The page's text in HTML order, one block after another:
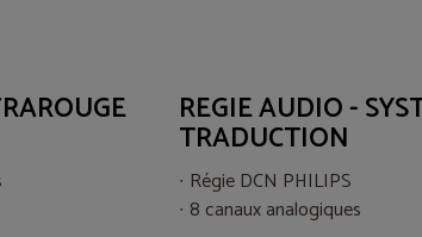
REGIE AUDIO -
TRADUCTION
Régie DCN PHILIPS
8 canaux analogiques